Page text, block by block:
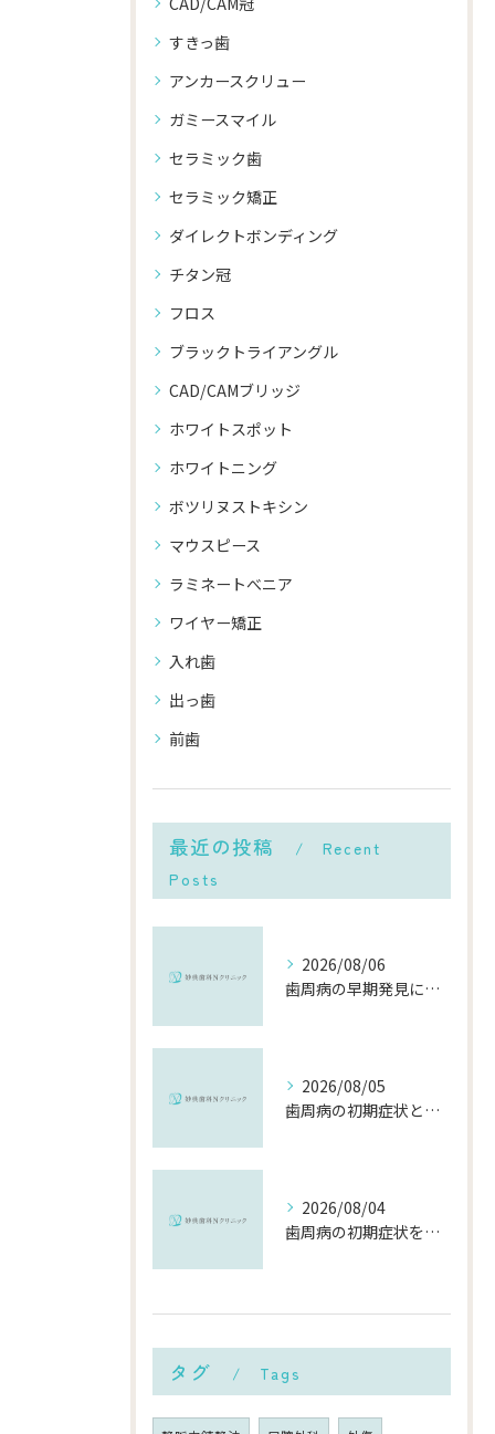
すきっ歯
アンカースクリュー
ガミースマイル
セラミック歯
セラミック矯正
ダイレクトボンディング
チタン冠
フロス
ブラックトライアングル
CAD/CAMブリッジ
ホワイトスポット
ホワイトニング
ボツリヌストキシン
マウスピース
ラミネートべニア
ワイヤー矯正
入れ歯
出っ歯
前歯
最近の投稿
Recent
Posts
2026/08/06
歯周病の早期発見に役立つチェック方法と千葉県市川市で受診するメリット
2026/08/05
歯周病の初期症状と千葉県市川市で早期に対策を始めるポイント
2026/08/04
歯周病の初期症状を見逃さないために知っておきたいポイントと対策
タグ Tags